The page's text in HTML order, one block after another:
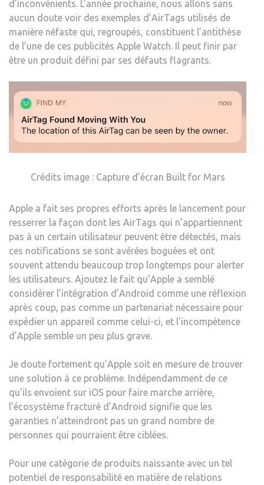
d’inconvénients. L’année prochaine, nous allons sans
aucun doute voir des exemples d’AirTags utilisés de
manière néfaste qui, regroupés, constituent l’antithèse
de l’une de ces publicités Apple Watch. Il peut finir par
être un produit défini par ses défauts flagrants.
Crédits image : Capture d’écran Built for Mars
Apple a fait ses propres efforts après le lancement pour
resserrer la façon dont les AirTags qui n’appartiennent
pas à un certain utilisateur peuvent être détectés, mais
ces notifications se sont avérées boguées et ont
souvent attendu beaucoup trop longtemps pour alerter
les utilisateurs. Ajoutez le fait qu’Apple a semblé
considérer l’intégration d’Android comme une réflexion
après coup, pas comme un partenariat nécessaire pour
expédier un appareil comme celui-ci, et l’incompétence
d’Apple semble un peu plus grave.
Je doute fortement qu’Apple soit en mesure de trouver
une solution à ce problème. Indépendamment de ce
qu’ils envoient sur iOS pour faire marche arrière,
l’écosystème fracturé d’Android signifie que les
garanties n’atteindront pas un grand nombre de
personnes qui pourraient être ciblées.
Pour une catégorie de produits naissante avec un tel
potentiel de responsabilité en matière de relations